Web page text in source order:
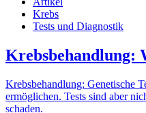
Krebs
Tests und Diagnostik
Krebsbehandlung:
Krebsbehandlung: Genetische
ermöglichen. Tests sind aber
schaden.